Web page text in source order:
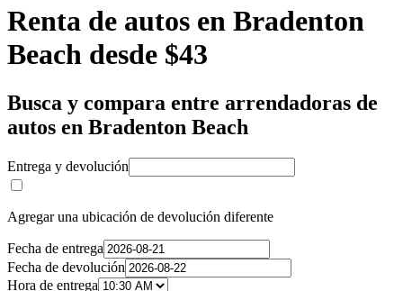
Renta de autos en Bradenton
Beach desde $43
Busca y compara entre arrendadoras de
autos en Bradenton Beach
Entrega y devolución
Agregar una ubicación de devolución diferente
Fecha de entrega
Fecha de devolución
Hora de entrega